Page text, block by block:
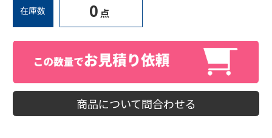
在庫数 0 点
商品について問合わせる